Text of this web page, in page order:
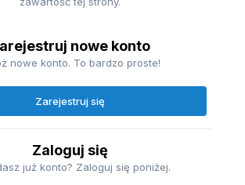
nowe konto
nowe konto. To bardzo proste!
Zarejestruj się
Zaloguj się
już konto? Zaloguj się poniżej.